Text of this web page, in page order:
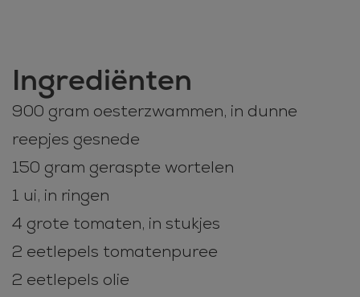
Ingrediënten
900 gram oesterzwammen, in dunne
reepjes gesnede
150 gram geraspte wortelen
1 ui, in ringen
4 grote tomaten, in stukjes
2 eetlepels tomatenpuree
2 eetlepels olie